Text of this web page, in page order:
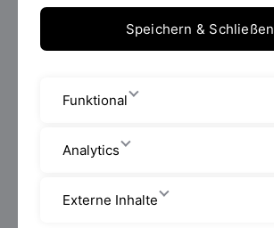
Speichern & Schließen
Funktional
Analytics
Externe Inhalte